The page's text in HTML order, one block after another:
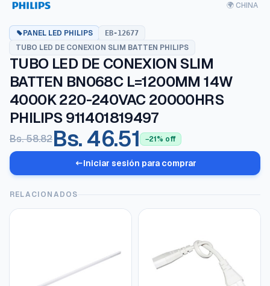
🌍 CHINA
PANEL LED PHILIPS EB-12677
TUBO LED DE CONEXION SLIM BATTEN PHILIPS
TUBO LED DE CONEXION SLIM
BATTEN BN068C L=1200MM 14W
4000K 220-240VAC 20000HRS
PHILIPS 911401819497
Bs. 58.82Bs. 46.51 −21% off
Iniciar sesión para comprar
RELACIONADOS